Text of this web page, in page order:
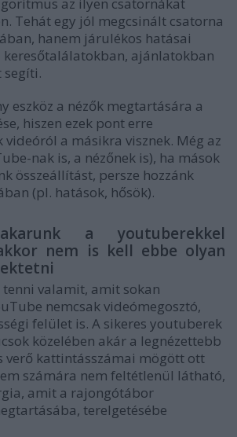
Tehát egy jól megcsinált csatorna
hanem járulékos hatásai
keresőtalálatokban, ajánlatokban
segíti.
eszköz a nézők megtartására a
hiszen ezek pont erre
videóról a másikra visznek. Még az
nak is, a nézőnek is), ha mások
összeállítást, persze hozzánk
(pl. hatások, hősök).
a youtuberekkel
nem is kell ebbe olyan
tenni valamit, amit sokan
nemcsak videómegosztó,
felület is. A sikeres youtuberek
közelében akár a legnézettebb
verő kattintásszámai mögött ott
számára nem feltétlenül látható,
amit a rajongótábor
terelgetésébe